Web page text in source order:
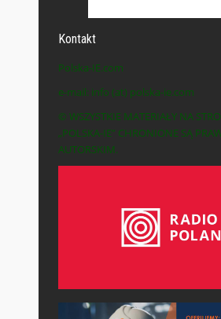
Kontakt
Polska-IE.com
e-mail: info (at) polska-ie.com
© WSZYSTKIE MATERIAŁY NA
„POLSKA-IE” CHRONIONE SĄ
AUTORSKIM.